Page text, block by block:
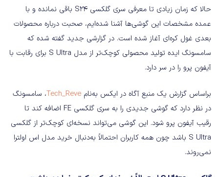
حالا که زمان زیادی تا معرفی سری گلکسی S24 باقی نمانده و با
عمده مشخصات این گوشی‌ها آشنا شده‌ایم، صحبت درباره محصولات
بعدی غول کره‌ای آغاز شده است. در گزارشی جدید گفته شده که
سامسونگ ایده تولید محصولی کوچک‌تر از مدل S Ultra برای رقابت با
آیفون پرو را در سر دارد.
براساس گزارش یک منبع آگاه در ایکس به‌نام Tech_Reve، سامسونگ
در نظر دارد که گوشی جدیدی را به سری گلکسی FE اضافه کند تا
رقیب آیفون پرو شود. این گوشی می‌تواند نسخه‌ای کوچک‌تر از گلکسی
S Ultra باشد چون همه کاربران احتمالاً به‌دنبال خرید مدل اس اولترا
نمی‌روند.